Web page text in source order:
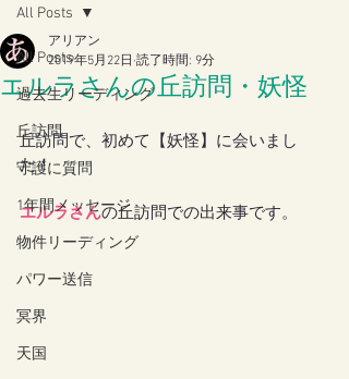
All Posts
過去生リーディング
丘訪問
守護に質問
1年間メッセージ
物件リーディング
パワー送信
冥界
天国
All Posts
エルラさんの丘訪問・妖怪
アリアン
2019年5月22日 読了時間: 9分
丘訪問で、初めて【妖怪】に会いまし
た！
エルラさんの丘訪問での出来事です。